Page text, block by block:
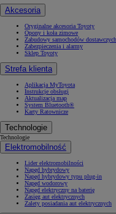
Akcesoria
Oryginalne akcesoria Toyoty
Opony i koła zimowe
Zabudowy samochodów dostawczych
Zabezpieczenia i alarmy
Sklep Toyoty
Strefa klienta
Aplikacja MyToyota
Instrukcje obsługi
Aktualizacja map
System Bluetooth®
Karty Ratownicze
Technologie
Technologie
Elektromobilność
Lider elektromobilności
Napęd hybrydowy
Napęd hybrydowy typu plug-in
Napęd wodorowy
Napęd elektryczny na baterię
Zasięg aut elektrycznych
Zalety posiadania aut elektrycznych